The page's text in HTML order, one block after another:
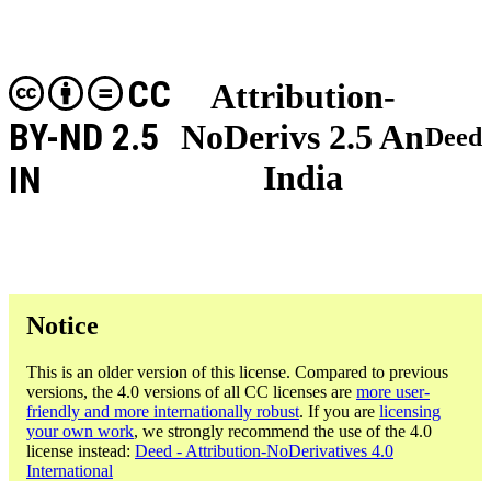
Attribution-
NoDerivs 2.5 An
India
CC
BY-ND 2.5
IN
Deed
Notice
This is an older version of this license. Compared to previous
versions, the 4.0 versions of all CC licenses are more user-
friendly and more internationally robust. If you are licensing
your own work, we strongly recommend the use of the 4.0
license instead: Deed - Attribution-NoDerivatives 4.0
International